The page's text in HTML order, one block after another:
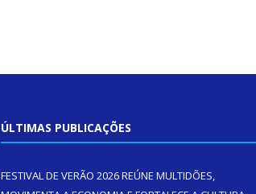
ÚLTIMAS PUBLICAÇÕES
FESTIVAL DE VERÃO 2026 REÚNE MULTIDÕES,